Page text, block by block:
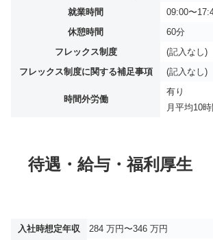
就業時間
09:00〜
休憩時間
60分
フレックス制度
(記入なし)
フレックス制度に関する補足事項
(記入なし)
時間外労働
有り
月平均10
待遇・給与・福利厚生
入社時想定年収
284 万円〜346 万円